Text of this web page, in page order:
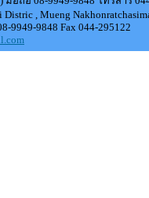
, Mueng
9949-9848 Fax 044-295122